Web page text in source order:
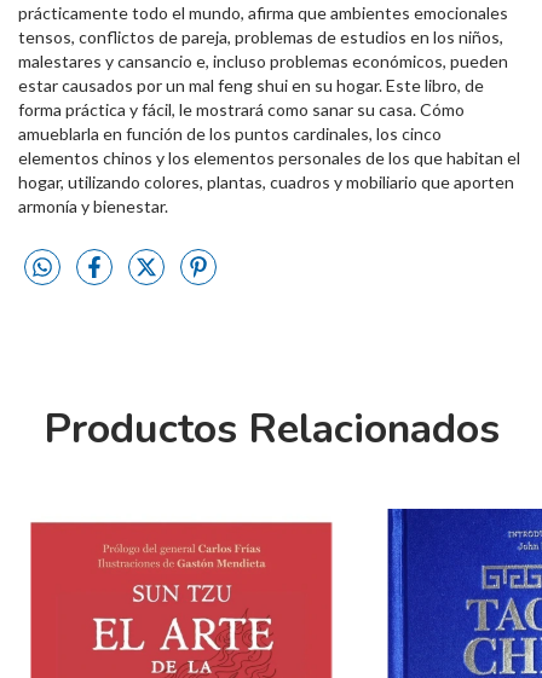
prácticamente todo el mundo, afirma que ambientes emocionales
tensos, conflictos de pareja, problemas de estudios en los niños,
malestares y cansancio e, incluso problemas económicos, pueden
estar causados por un mal feng shui en su hogar. Este libro, de
forma práctica y fácil, le mostrará como sanar su casa. Cómo
amueblarla en función de los puntos cardinales, los cinco
elementos chinos y los elementos personales de los que habitan el
hogar, utilizando colores, plantas, cuadros y mobiliario que aporten
armonía y bienestar.
Productos Relacionados